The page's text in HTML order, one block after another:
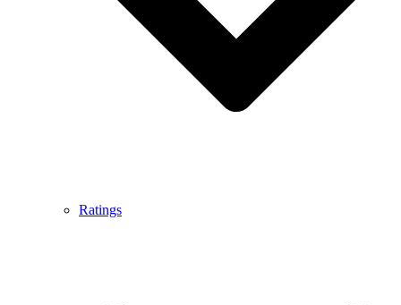
Ratings